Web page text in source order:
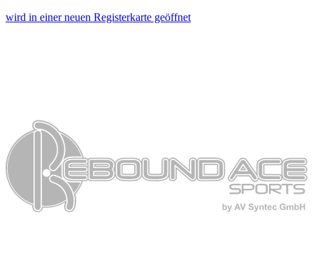
wird in einer neuen Registerkarte geöffnet